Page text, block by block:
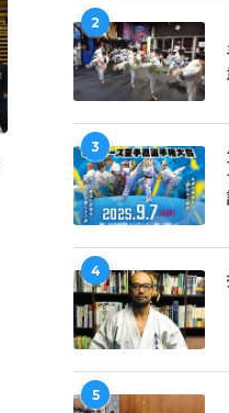
勇士會館 東京都選
2026にて
2
3
4
5